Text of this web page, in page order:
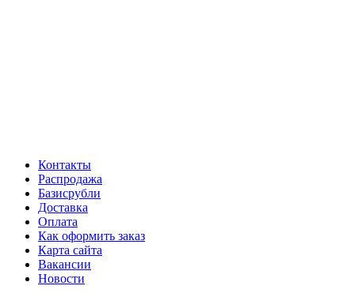
Контакты
Распродажа
Базисрубли
Доставка
Оплата
Как оформить заказ
Карта сайта
Вакансии
Новости